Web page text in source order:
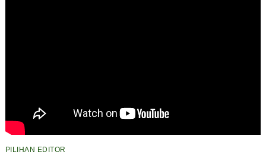
PILIHAN EDITOR